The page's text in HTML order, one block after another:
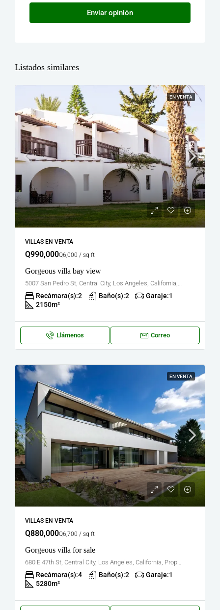
Enviar opinión
Listados similares
EN VENTA
VILLAS EN VENTA
Q990,000Q6,000 / sq ft
Gorgeous villa bay view
Recámara(s):2 Baño(s):2 Garaje:1
2150m²
Llámenos Correo
EN VENTA
VILLAS EN VENTA
Q880,000Q6,700 / sq ft
Gorgeous villa for sale
680 E 47th St, Central City, Los Angeles, California, Propiedades en los Estados Unidos
Recámara(s):4 Baño(s):2 Garaje:1
5280m²